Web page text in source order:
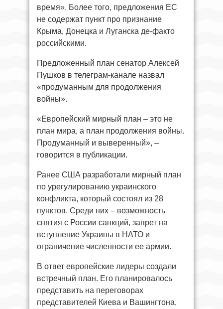
время». Более того, предложения ЕС
не содержат пункт про признание
Крыма, Донецка и Луганска де-факто
российскими.
Предложенный план сенатор Алексей
Пушков в телеграм-канале назвал
«продуманным для продолжения
войны».
«Европейский мирный план – это не
план мира, а план продолжения войны.
Продуманный и выверенный», –
говорится в публикации.
Ранее США разработали мирный план
по урегулированию украинского
конфликта, который состоял из 28
пунктов. Среди них – возможность
снятия с России санкций, запрет на
вступление Украины в НАТО и
ограничение численности ее армии.
В ответ европейские лидеры создали
встречный план. Его планировалось
представить на переговорах
представителей Киева и Вашингтона,